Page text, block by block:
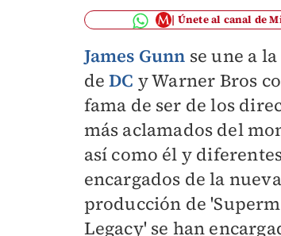
Únete al canal de
James Gunn se une a
deDC y Warner Bros
fama de ser de los
más aclamados del
así como él y
encargados de la nueva
producción de
Legacy' se han